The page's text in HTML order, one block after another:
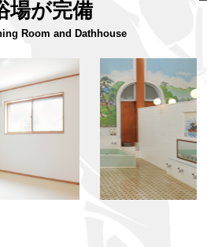
場が完備
Room and Dathhouse